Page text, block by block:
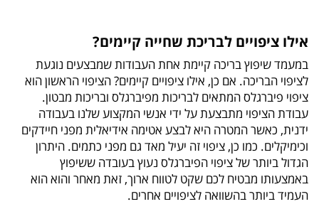
אילו ציפויים לבריכת שחייה קיימים?
במעמד שיפוץ בריכה קיימת אחת העבודות שמבצעים נוגעת
לציפוי הבריכה. אם כן, אילו ציפויים קיימים? הציפוי הראשון הוא
ציפוי פיברגלס המתאים לבריכות מפיברגלס ובריכות מבטון.
עבודת הציפוי מתבצעת על ידי אנשי המקצוע שלנו בעבודה
ידנית, כאשר המטרה היא לבצע אטימה אידיאלית מפני חיידקים
וכימיקלים. כמו כן, ציפוי זה יעיל מאד גם מפני כתמים. היתרון
הגדול ביותר של ציפוי הפיברגלס נעוץ בעובדה ששיפוץ
באמצעותו מבטיח לכם שקט לטווח ארוך, זאת מאחר והוא הוא
העמיד ביותר בהשוואה לציפויים אחרים.